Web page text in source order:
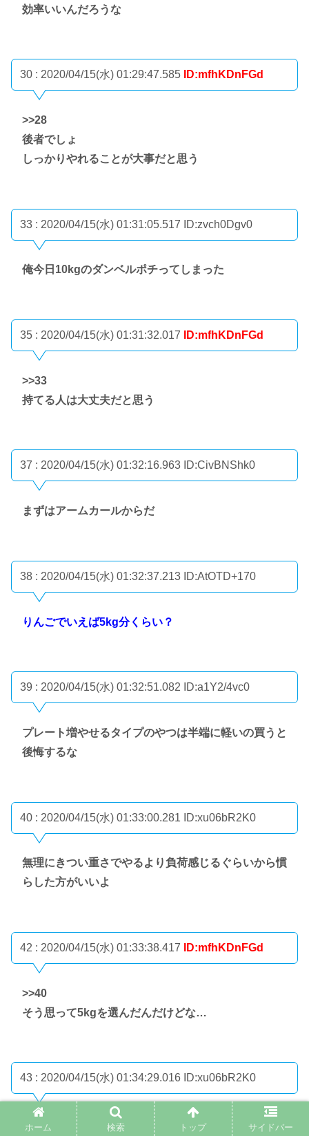
効率いいんだろうな
30 : 2020/04/15(水) 01:29:47.585 ID:mfhKDnFGd
>>28
後者でしょ
しっかりやれることが大事だと思う
33 : 2020/04/15(水) 01:31:05.517 ID:zvch0Dgv0
俺今日10kgのダンベルポチってしまった
35 : 2020/04/15(水) 01:31:32.017 ID:mfhKDnFGd
>>33
持てる人は大丈夫だと思う
37 : 2020/04/15(水) 01:32:16.963 ID:CivBNShk0
まずはアームカールからだ
38 : 2020/04/15(水) 01:32:37.213 ID:AtOTD+170
りんごでいえば5kg分くらい？
39 : 2020/04/15(水) 01:32:51.082 ID:a1Y2/4vc0
プレート増やせるタイプのやつは半端に軽いの買うと
後悔するな
40 : 2020/04/15(水) 01:33:00.281 ID:xu06bR2K0
無理にきつい重さでやるより負荷感じるぐらいから慣
らした方がいいよ
42 : 2020/04/15(水) 01:33:38.417 ID:mfhKDnFGd
>>40
そう思って5kgを選んだんだけどな…
43 : 2020/04/15(水) 01:34:29.016 ID:xu06bR2K0
>>42
ホーム 検索 トップ サイドバー